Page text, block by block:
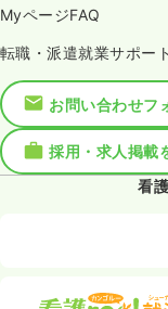
MyページFAQ
転職・派遣就業サポー
お問い合わせフ
採用・求人掲載
看